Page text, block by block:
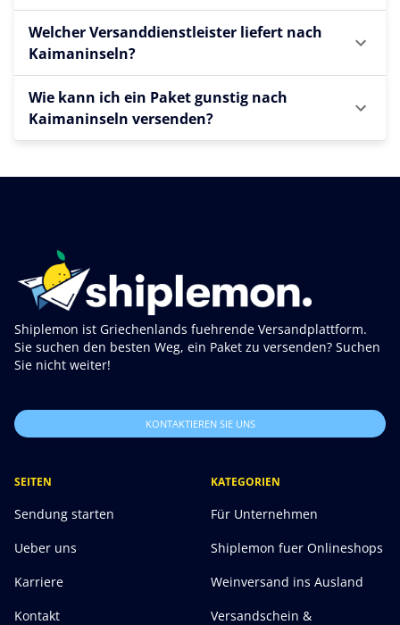
Welcher Versanddienstleister liefert nach
Kaimaninseln?
Wie kann ich ein Paket gunstig nach
Kaimaninseln versenden?
Shiplemon ist Griechenlands fuehrende Versandplattform.
Sie suchen den besten Weg, ein Paket zu versenden? Suchen
Sie nicht weiter!
KONTAKTIEREN SIE UNS
SEITEN
Sendung starten
Ueber uns
Karriere
Kontakt
KATEGORIEN
Für Unternehmen
Shiplemon fuer Onlineshops
Weinversand ins Ausland
Versandschein &